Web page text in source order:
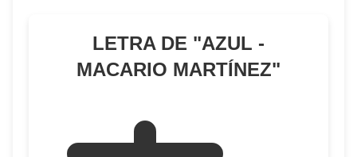
LETRA DE "AZUL -
MACARIO MARTÍNEZ"